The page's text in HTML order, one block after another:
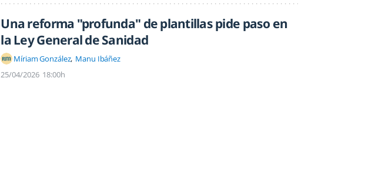
Una reforma "profunda" de plantillas pide paso en
la Ley General de Sanidad
Míriam González Manu Ibáñez
25/04/2026 18:00h